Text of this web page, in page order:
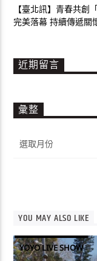
【臺北訊】青春共創
完美落幕 持續傳遞關
近期留言
彙整
整
YOU MAY ALSO LIKE
YOYO LIVE SHOW